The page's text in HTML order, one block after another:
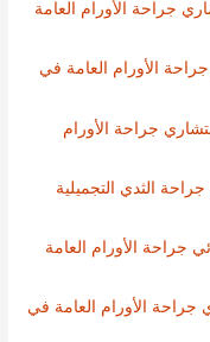
جراحة الأورام العامة
الأورام العامة في
جراحة الأورام
الثدي التجميلية
جراحة الأورام العامة
الأورام العامة في